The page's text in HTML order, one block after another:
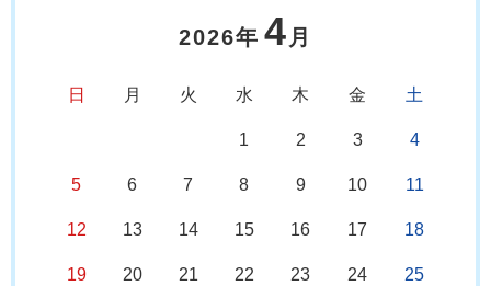
2026年 4 月
日 月 火 水 木 金 土
1 2 3 4
5 6 7 8 9 10 11
12 13 14 15 16 17 18
19 20 21 22 23 24 25